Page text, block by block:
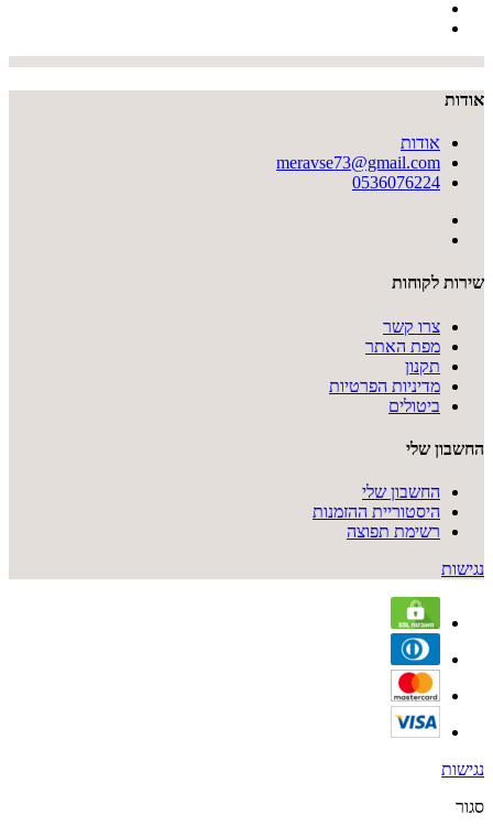
אודות
אודות
meravse73@gmail.com
0536076224
שירות לקוחות
צרו קשר
מפת האתר
תקנון
מדיניות הפרטיות
ביטולים
החשבון שלי
החשבון שלי
היסטוריית ההזמנות
רשימת תפוצה
נגישות
נגישות
סגור